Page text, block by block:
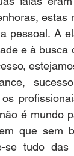
estas
pessoal. A
e à busca
é mundo
que sem
se tudo